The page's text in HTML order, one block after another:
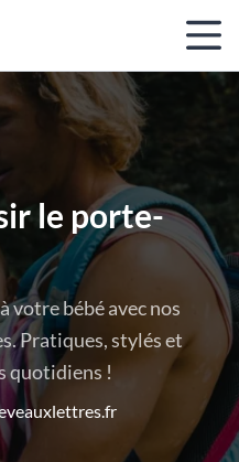
le porte-
votre bébé avec nos
Pratiques, stylés et
quotidiens !